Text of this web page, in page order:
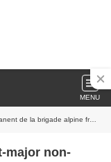
MENU
brigade alpine franco-italienne
major non-